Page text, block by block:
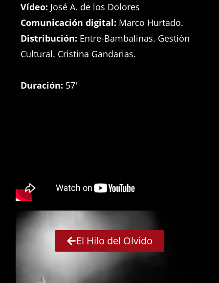
Vídeo: José A. de los Dolores
Comunicación digital: Marco Hurtado.
Distribución: Entre-Bambalinas. Gestión
Cultural. Cristina Gandarias.
Duración: 57′
El Hilo del Olvido